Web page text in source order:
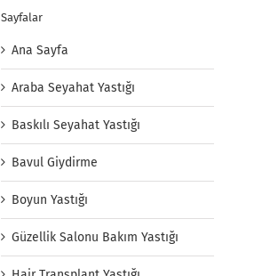
Sayfalar
Ana Sayfa
Araba Seyahat Yastığı
Baskılı Seyahat Yastığı
Bavul Giydirme
Boyun Yastığı
Güzellik Salonu Bakım Yastığı